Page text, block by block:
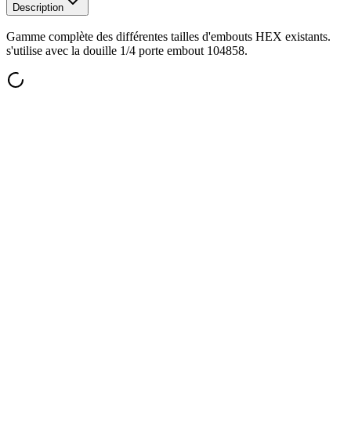
Description
Gamme complète des différentes tailles d'embouts HEX existants.
s'utilise avec la douille 1/4 porte embout 104858.